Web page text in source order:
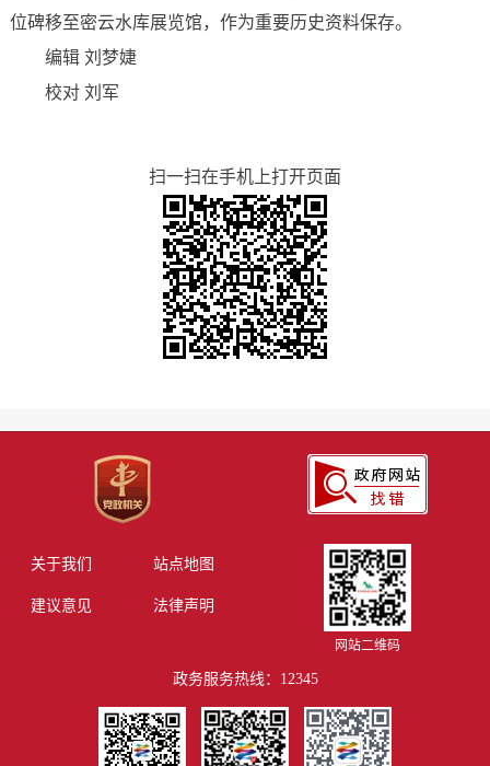
位碑移至密云水库展览馆，作为重要历史资料保存。
编辑 刘梦婕
校对 刘军
扫一扫在手机上打开页面
关于我们 站点地图
建议意见 法律声明
网站二维码
政务服务热线：12345